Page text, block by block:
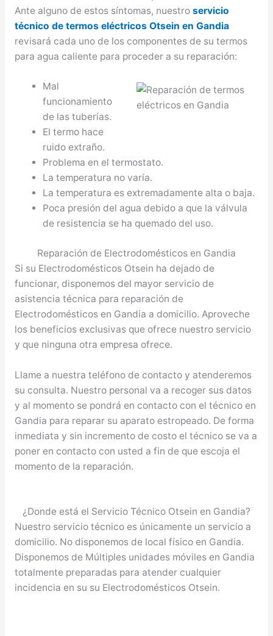
Ante alguno de estos síntomas, nuestro servicio
técnico de termos eléctricos Otsein en Gandia
revisará cada uno de los componentes de su termos
para agua caliente para proceder a su reparación:
Mal
funcionamiento
de las tuberías.
El termo hace
ruido extraño.
Problema en el termostato.
La temperatura no varía.
La temperatura es extremadamente alta o baja.
Poca presión del agua debido a que la válvula
de resistencia se ha quemado del uso.
Reparación de Electrodomésticos en Gandia
Si su Electrodomésticos Otsein ha dejado de
funcionar, disponemos del mayor servicio de
asistencia técnica para reparación de
Electrodomésticos en Gandia a domicilio. Aproveche
los beneficios exclusivas que ofrece nuestro servicio
y que ninguna otra empresa ofrece.
Llame a nuestra teléfono de contacto y atenderemos
su consulta. Nuestro personal va a recoger sus datos
y al momento se pondrá en contacto con el técnico en
Gandia para reparar su aparato estropeado. De forma
inmediata y sin incremento de costo el técnico se va a
poner en contacto con usted a fin de que escoja el
momento de la reparación.
¿Donde está el Servicio Técnico Otsein en Gandia?
Nuestro servicio técnico es únicamente un servicio a
domicilio. No disponemos de local físico en Gandia.
Disponemos de Múltiples unidades móviles en Gandia
totalmente preparadas para atender cualquier
incidencia en su su Electrodomésticos Otsein.